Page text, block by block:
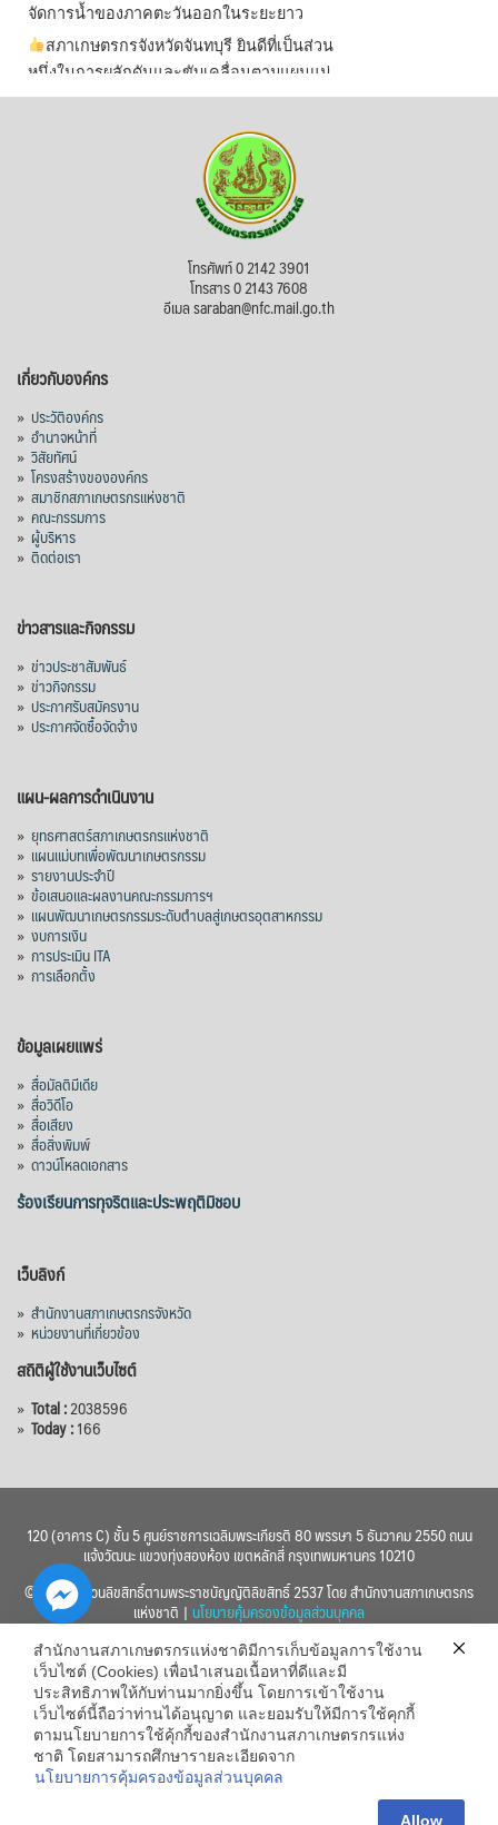
จัดการน้ำของภาคตะวันออกในระยะยาว
สภาเกษตรกรจังหวัดจันทบุรี ยินดีที่เป็นส่วน
หนึ่งในการผลักดันและขับเคลื่อนตามแผนแม่
บทเพื่อพั ...See More
ไม่สามารถดูเนื้อหานี้ได้ในขณะนี้
สภาเกษตรกรแห่งชาติ
ไทยในช่วง 6 เดือนของปี 2569 (ม.ค.-มิ.ย.) มี
1,205 ล้านดอลลาร์สหรัฐ (ประมาณ
38,003.15 ล้านบาท) ลดลง 27.69%
ปรับตัวลดลงตามสภาวะเศรษฐกิจและการค้า
โลก โดยตลาดส่งออกสำคัญ จีน ส่งออกได้
1.52 ล้านตัน ลด 61.71%
ส่งออกมันครึ่งปี 69 ปริมาณ 2.52 ล้านตัน
ลด 51.63% ยังดีที่ราคาขายดีกว่าปีก่อน
mgronline.com
View on Facebook
สภาเกษตรกรแห่งชาติ
3 days ago
คณะรัฐมนตรี อนุมัติโครงการอ่างเก็บน้ำ
คลองวังโตนด วงเงิน 7,200 ล้านบาท สะท้อน
ผลสำเร็จการผลักดันข้อเสนอเชิงนโยบายของ
เมื่อวันที่ 5 สิงหาคม 2569 คณะรัฐมนตรีมีมติ
อนุมัติโครงการอ่างเก็บน้ำคลองวังโตนด
จังหวัดจันทบุรี กรอบวงเงิน 7,200 ล้านบาท
กำหนดระยะเวลาดำเนินงาน 7 ปี (พ.ศ. 2570–
2576) โดยโครงการมีความจุ 99.50 ล้าน
ลูกบาศก์เมตร สามารถสนับสนุนพื้นที่
ชลประทานกว่า 87,700 ไร่ เพิ่ม
View on Facebook
โทรศัพท์ 0 2142 3901
โทรสาร 0 2143 7608
อีเมล saraban@nfc.mail.go.th
เกี่ยวกับองค์กร
» ประวัติองค์กร
» อำนาจหน้าที่
» วิสัยทัศน์
» โครงสร้างขององค์กร
» สมาชิกสภาเกษตรกรแห่งชาติ
» คณะกรรมการ
» ผู้บริหาร
» ติดต่อเรา
ข่าวสารและกิจกรรม
» ข่าวประชาสัมพันธ์
» ข่าวกิจกรรม
» ประกาศรับสมัครงาน
» ประกาศจัดซื้อจัดจ้าง
แผน-ผลการดำเนินงาน
» ยุทธศาสตร์สภาเกษตรกรแห่งชาติ
» แผนแม่บทเพื่อพัฒนาเกษตรกรรม
» รายงานประจำปี
» ข้อเสนอและผลงานคณะกรรมการฯ
» แผนพัฒนาเกษตรกรรมระดับตำบลสู่เกษตรอุตสาหกรรม
» งบการเงิน
» การประเมิน ITA
» การเลือกตั้ง
ข้อมูลเผยแพร่
» สื่อมัลติมีเดีย
» สื่อวิดีโอ
» สื่อเสียง
» สื่อสิ่งพิมพ์
» ดาวน์โหลดเอกสาร
ร้องเรียนการทุจริตและประพฤติมิชอบ
เว็บลิงก์
» สำนักงานสภาเกษตรกรจังหวัด
» หน่วยงานที่เกี่ยวข้อง
สถิติผู้ใช้งานเว็บไซต์
» Total :2038596
» Today :166
120 (อาคาร C) ชั้น 5 ศูนย์ราชการเฉลิมพระเกียรติ 80 พรรษา 5 ธันวาคม 2550 ถนน
แจ้งวัฒนะ แขวงทุ่งสองห้อง เขตหลักสี่ กรุงเทพมหานคร 10210
© 2560 สงวนลิขสิทธิ์ตามพระราชบัญญัติลิขสิทธิ์ 2537 โดย สำนักงานสภาเกษตรกร
แห่งชาติ | นโยบายคุ้มครองข้อมูลส่วนบุคคล
สำนักงานสภาเกษตรกรแห่งชาติมีการเก็บข้อมูลการใช้งาน
เว็บไซต์ (Cookies) เพื่อนำเสนอเนื้อหาที่ดีและมี
ประสิทธิภาพให้กับท่านมากยิ่งขึ้น โดยการเข้าใช้งาน
เว็บไซต์นี้ถือว่าท่านได้อนุญาต และยอมรับให้มีการใช้คุกกี้
ตามนโยบายการใช้คุ้กกี้ของสำนักงานสภาเกษตรกรแห่ง
ชาติ โดยสามารถศึกษารายละเอียดจาก
นโยบายการคุ้มครองข้อมูลส่วนบุคคล
Allow
Hide
chaty